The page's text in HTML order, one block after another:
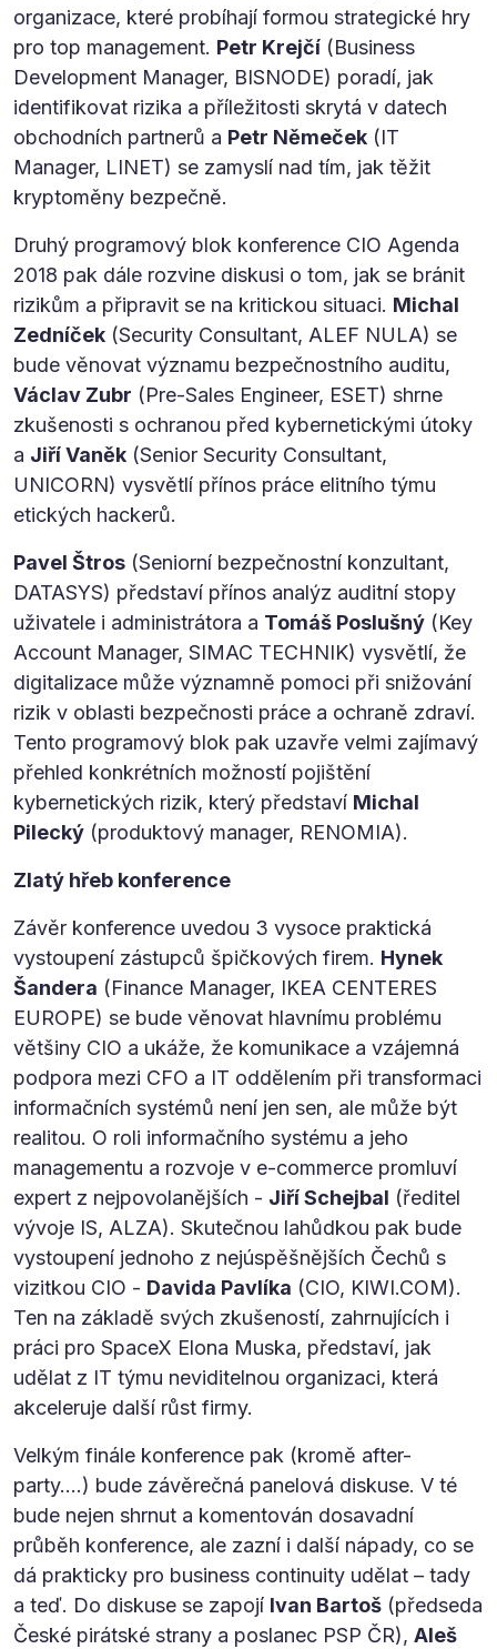
organizace, které probíhají formou strategické hry
pro top management. Petr Krejčí (Business
Development Manager, BISNODE) poradí, jak
identifikovat rizika a příležitosti skrytá v datech
obchodních partnerů a Petr Němeček (IT
Manager, LINET) se zamyslí nad tím, jak těžit
kryptoměny bezpečně.
Druhý programový blok konference CIO Agenda
2018 pak dále rozvine diskusi o tom, jak se bránit
rizikům a připravit se na kritickou situaci. Michal
Zedníček (Security Consultant, ALEF NULA) se
bude věnovat významu bezpečnostního auditu,
Václav Zubr (Pre-Sales Engineer, ESET) shrne
zkušenosti s ochranou před kybernetickými útoky
a Jiří Vaněk (Senior Security Consultant,
UNICORN) vysvětlí přínos práce elitního týmu
etických hackerů.
Pavel Štros (Seniorní bezpečnostní konzultant,
DATASYS) představí přínos analýz auditní stopy
uživatele i administrátora a Tomáš Poslušný (Key
Account Manager, SIMAC TECHNIK) vysvětlí, že
digitalizace může významně pomoci při snižování
rizik v oblasti bezpečnosti práce a ochraně zdraví.
Tento programový blok pak uzavře velmi zajímavý
přehled konkrétních možností pojištění
kybernetických rizik, který představí Michal
Pilecký (produktový manager, RENOMIA).
Zlatý hřeb konference
Závěr konference uvedou 3 vysoce praktická
vystoupení zástupců špičkových firem. Hynek
Šandera (Finance Manager, IKEA CENTERES
EUROPE) se bude věnovat hlavnímu problému
většiny CIO a ukáže, že komunikace a vzájemná
podpora mezi CFO a IT oddělením při transformaci
informačních systémů není jen sen, ale může být
realitou. O roli informačního systému a jeho
managementu a rozvoje v e-commerce promluví
expert z nejpovolanějších - Jiří Schejbal (ředitel
vývoje IS, ALZA). Skutečnou lahůdkou pak bude
vystoupení jednoho z nejúspěšnějších Čechů s
vizitkou CIO - Davida Pavlíka (CIO, KIWI.COM).
Ten na základě svých zkušeností, zahrnujících i
práci pro SpaceX Elona Muska, představí, jak
udělat z IT týmu neviditelnou organizaci, která
akceleruje další růst firmy.
Velkým finále konference pak (kromě after-
party….) bude závěrečná panelová diskuse. V té
bude nejen shrnut a komentován dosavadní
průběh konference, ale zazní i další nápady, co se
dá prakticky pro business continuity udělat – tady
a teď. Do diskuse se zapojí Ivan Bartoš (předseda
České pirátské strany a poslanec PSP ČR), Aleš